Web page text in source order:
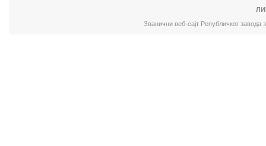
Званични веб-сајт Републичког